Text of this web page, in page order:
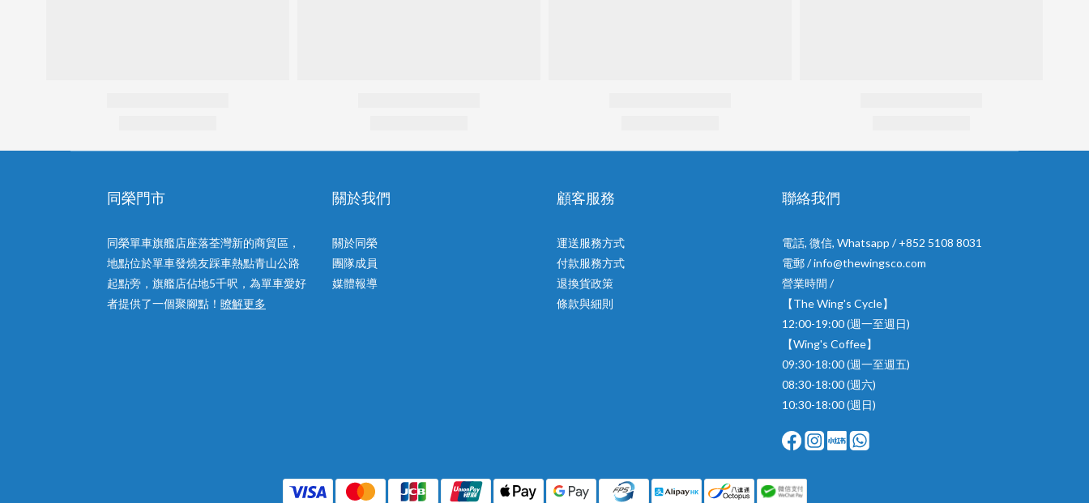
同榮門市
同榮單車旗艦店座落荃灣新的商貿區，
地點位於單車發燒友踩車熱點青山公路
起點旁，旗艦店佔地5千呎，為單車愛好
者提供了一個聚腳點！ 暸解更多
關於我們
關於同榮
團隊成員
媒體報導
顧客服務
運送服務方式
付款服務方式
退換貨政策
條款與細則
聯絡我們
電話, 微信, Whatsapp / +852 5108 8031
電郵 / info@thewingsco.com
營業時間 /
【The Wing's Cycle】
12:00-19:00 (週一至週日)
【Wing's Coffee】
09:30-18:00 (週一至週五)
08:30-18:00 (週六)
10:30-18:00 (週日)